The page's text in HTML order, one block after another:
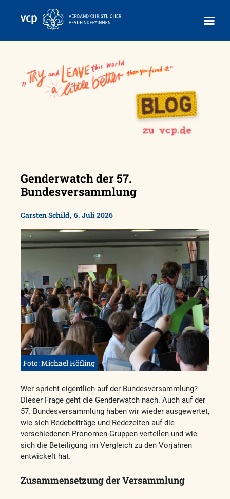
Genderwatch der 57.
Bundesversammlung
Carsten Schild, 6. Juli 2026
Foto: Michael Höfling
Wer spricht eigentlich auf der Bundesversammlung?
Dieser Frage geht die Genderwatch nach. Auch auf der
57. Bundesversammlung haben wir wieder ausgewertet,
wie sich Redebeiträge und Redezeiten auf die
verschiedenen Pronomen-Gruppen verteilen und wie
sich die Beteiligung im Vergleich zu den Vorjahren
entwickelt hat.
Zusammensetzung der Versammlung